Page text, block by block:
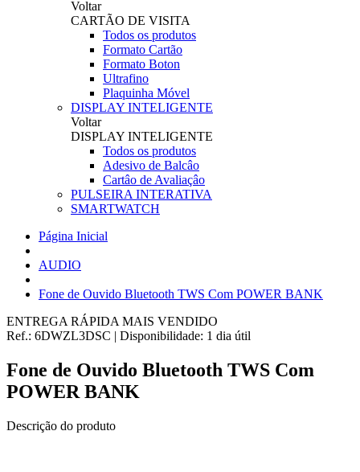
Voltar
CARTÃO DE VISITA
Todos os produtos
Formato Cartão
Formato Boton
Ultrafino
Plaquinha Móvel
DISPLAY INTELIGENTE
Voltar
DISPLAY INTELIGENTE
Todos os produtos
Adesivo de Balcâo
Cartâo de Avaliaçâo
PULSEIRA INTERATIVA
SMARTWATCH
Página Inicial
AUDIO
Fone de Ouvido Bluetooth TWS Com POWER BANK
ENTREGA RÁPIDA MAIS VENDIDO
Ref.: 6DWZL3DSC | Disponibilidade: 1 dia útil
Fone de Ouvido Bluetooth TWS Com
POWER BANK
Descrição do produto